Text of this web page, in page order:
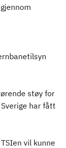
støy for
har fått
vil kunne